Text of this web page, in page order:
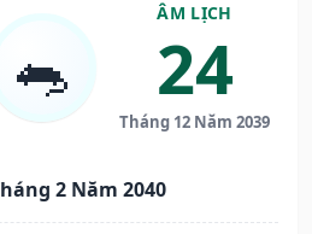
🐀
ÂM LỊCH
24
Tháng 12 Năm 2039
2 Năm 2040